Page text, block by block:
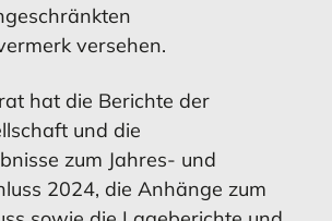
versehen.
hat die Berichte der
und die
zum Jahres- und
2024, die Anhänge zum